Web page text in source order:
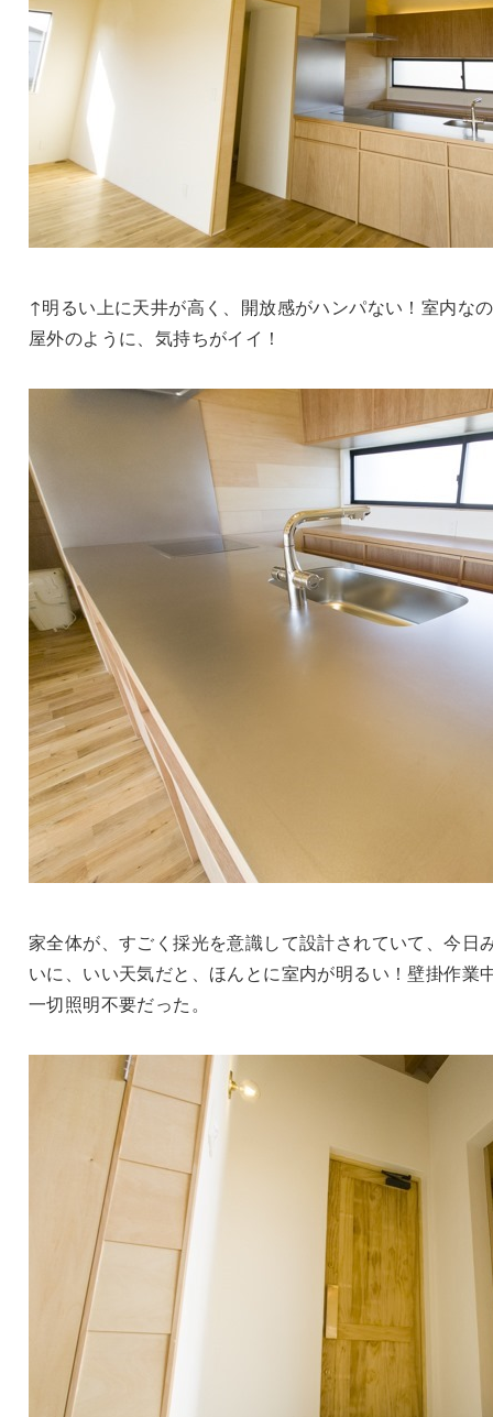
↑明るい上に天井が高く、開放感がハンパない！室内な
屋外のように、気持ちがイイ！
家全体が、すごく採光を意識して設計されていて、今日
いに、いい天気だと、ほんとに室内が明るい！壁掛作業
一切照明不要だった。